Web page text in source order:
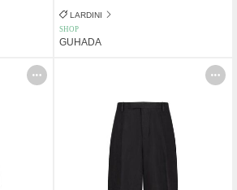
LARDINI
SHOP
GUHADA